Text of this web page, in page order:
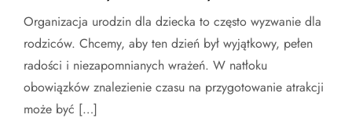
Organizacja urodzin dla dziecka to często wyzwanie dla
rodziców. Chcemy, aby ten dzień był wyjątkowy, pełen
radości i niezapomnianych wrażeń. W natłoku
obowiązków znalezienie czasu na przygotowanie atrakcji
może być […]